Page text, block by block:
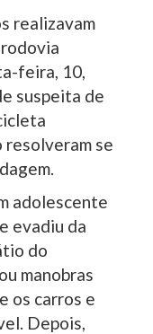
realizavam
feira, 10,
suspeita de
resolveram se
adolescente
evadiu da
do
manobras
os carros e
Depois,